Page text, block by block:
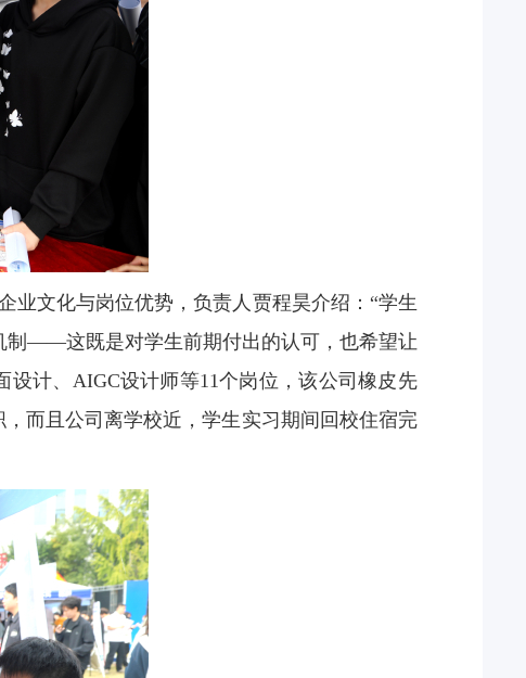
业文化与岗位优势，负责人贾程昊介绍： “学生
——这既是对学生前期付出的认可，也希望让
计、 AIGC设计师等11个岗位，该公司橡皮先
而且公司离学校近，学生实习期间回校住宿完